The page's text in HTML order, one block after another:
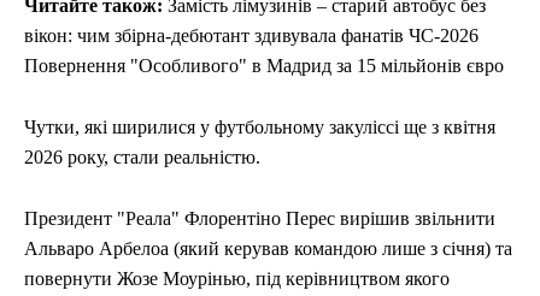
Читайте також: Замість лімузинів – старий автобус без
вікон: чим збірна-дебютант здивувала фанатів ЧС-2026
Повернення "Особливого" в Мадрид за 15 мільйонів євро
Чутки, які ширилися у футбольному закуліссі ще з квітня
2026 року, стали реальністю.
Президент "Реала" Флорентіно Перес вирішив звільнити
Альваро Арбелоа (який керував командою лише з січня) та
повернути Жозе Моурінью, під керівництвом якого